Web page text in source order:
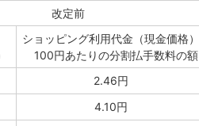
改定前
ショッピング利用代金（現金価格）
100円あたりの分割払手数料の額
2.46円
4.10円